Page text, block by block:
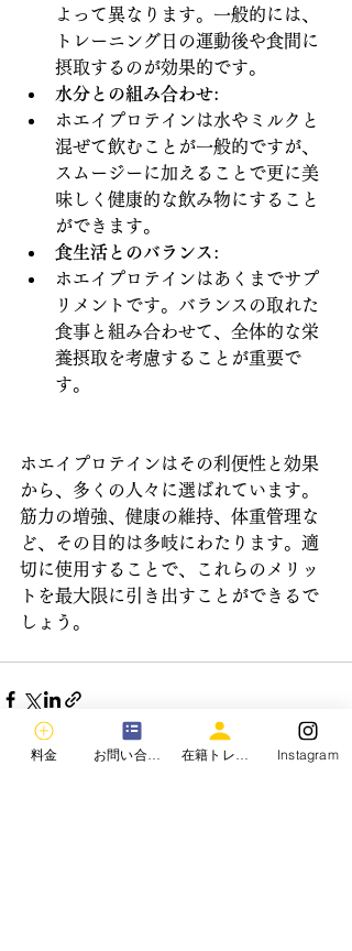
よって異なります。一般的には、
トレーニング日の運動後や食間に
摂取するのが効果的です。
水分との組み合わせ:
ホエイプロテインは水やミルクと
混ぜて飲むことが一般的ですが、
スムージーに加えることで更に美
味しく健康的な飲み物にすること
ができます。
食生活とのバランス:
ホエイプロテインはあくまでサプ
リメントです。バランスの取れた
食事と組み合わせて、全体的な栄
養摂取を考慮することが重要で
す。
ホエイプロテインはその利便性と効果
から、多くの人々に選ばれています。
筋力の増強、健康の維持、体重管理な
ど、その目的は多岐にわたります。適
切に使用することで、これらのメリッ
トを最大限に引き出すことができるで
しょう。
料金 お問い合わせ Instagram